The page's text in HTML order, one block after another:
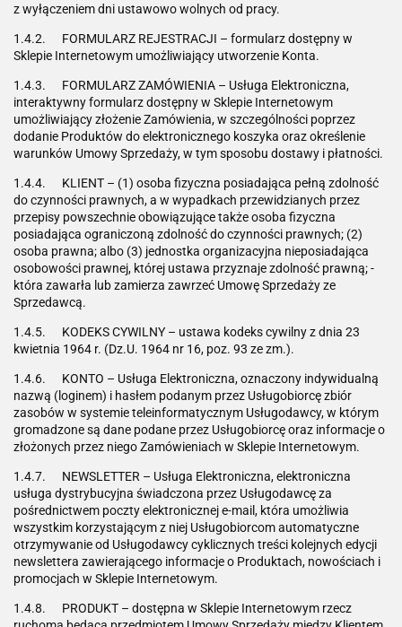
z wyłączeniem dni ustawowo wolnych od pracy.
1.4.2. FORMULARZ REJESTRACJI – formularz dostępny w
Sklepie Internetowym umożliwiający utworzenie Konta.
1.4.3. FORMULARZ ZAMÓWIENIA – Usługa Elektroniczna,
interaktywny formularz dostępny w Sklepie Internetowym
umożliwiający złożenie Zamówienia, w szczególności poprzez
dodanie Produktów do elektronicznego koszyka oraz określenie
warunków Umowy Sprzedaży, w tym sposobu dostawy i płatności.
1.4.4. KLIENT – (1) osoba fizyczna posiadająca pełną zdolność
do czynności prawnych, a w wypadkach przewidzianych przez
przepisy powszechnie obowiązujące także osoba fizyczna
posiadająca ograniczoną zdolność do czynności prawnych; (2)
osoba prawna; albo (3) jednostka organizacyjna nieposiadająca
osobowości prawnej, której ustawa przyznaje zdolność prawną; -
która zawarła lub zamierza zawrzeć Umowę Sprzedaży ze
Sprzedawcą.
1.4.5. KODEKS CYWILNY – ustawa kodeks cywilny z dnia 23
kwietnia 1964 r. (Dz.U. 1964 nr 16, poz. 93 ze zm.).
1.4.6. KONTO – Usługa Elektroniczna, oznaczony indywidualną
nazwą (loginem) i hasłem podanym przez Usługobiorcę zbiór
zasobów w systemie teleinformatycznym Usługodawcy, w którym
gromadzone są dane podane przez Usługobiorcę oraz informacje o
złożonych przez niego Zamówieniach w Sklepie Internetowym.
1.4.7. NEWSLETTER – Usługa Elektroniczna, elektroniczna
usługa dystrybucyjna świadczona przez Usługodawcę za
pośrednictwem poczty elektronicznej e-mail, która umożliwia
wszystkim korzystającym z niej Usługobiorcom automatyczne
otrzymywanie od Usługodawcy cyklicznych treści kolejnych edycji
newslettera zawierającego informacje o Produktach, nowościach i
promocjach w Sklepie Internetowym.
1.4.8. PRODUKT – dostępna w Sklepie Internetowym rzecz